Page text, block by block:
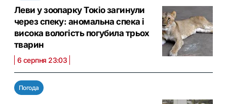
Леви у зоопарку Токіо загинули
через спеку: аномальна спека і
висока вологість погубила трьох
тварин
6 серпня 23:03
Погода